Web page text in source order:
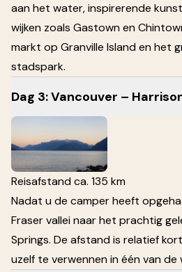
aan het water, inspirerende
wijken zoals Gastown en
markt op Granville Island en het
stadspark.
Dag 3: Vancouver –
Reisafstand ca. 135 km
Nadat u de camper heeft
Fraser vallei naar het prachtig
Springs. De afstand is relatief
uzelf te verwennen in één van de